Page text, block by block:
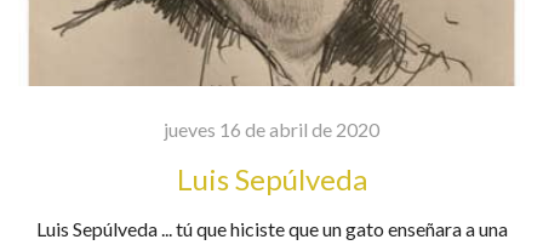
jueves 16 de abril de 2020
Luis Sepúlveda
Luis Sepúlveda ... tú que hiciste que un gato enseñara a una